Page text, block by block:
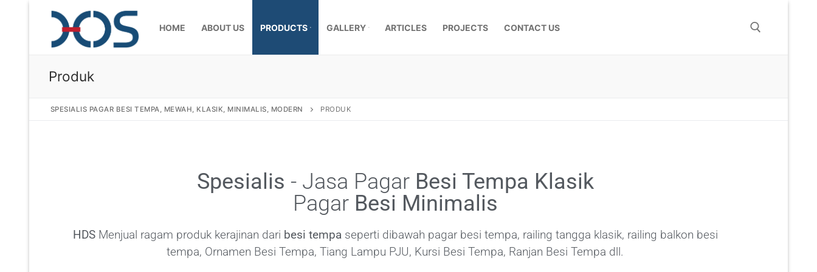
HOME ABOUT US PRODUCTS GALLERY ARTICLES PROJECTS CONTACT US
About Us
Pagar Besi Tempa Klasik
Gallery
Produk
SPESIALIS PAGAR BESI TEMPA, MEWAH, KLASIK, MINIMALIS, MODERN PRODUK
Spesialis - Jasa Pagar Besi Tempa Klasik
Pagar Besi Minimalis
HDSMenjual ragam produk kerajinan dari besi tempaseperti dibawah pagar besi tempa, railing tangga klasik, railing balkon besi
tempa, Ornamen Besi Tempa, Tiang Lampu PJU, Kursi Besi Tempa, Ranjan Besi Tempa dll.